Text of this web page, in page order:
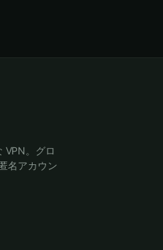
VPN。グロ
名アカウン